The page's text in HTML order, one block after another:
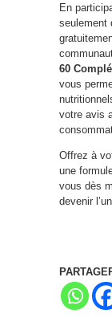
En
seulement
60
vous
votre avis
Offrez à
une
vous dès
devenir